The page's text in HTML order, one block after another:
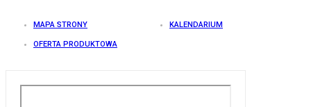
MAPA STRONY KALENDARIUM
OFERTA PRODUKTOWA